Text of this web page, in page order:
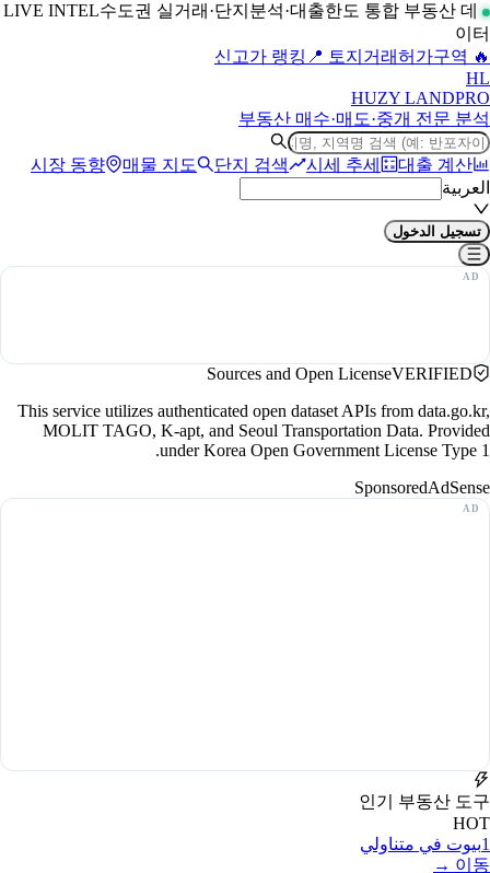
LIVE INTEL
수도권 실거래·단지분석·대출한도 통합 부동산 데
이터
🔥 신고가 랭킹
📍 토지거래허가구역
HL
HUZY LANDPRO
부동산 매수·매도·중개 전문 분석
시장 동향 매물 지도 단지 검색 시세 추세
대출 계산
العربية
تسجيل الدخول
Sources and Open LicenseVERIFIED
This service utilizes authenticated open dataset APIs from data.go.kr,
MOLIT TAGO, K-apt, and Seoul Transportation Data. Provided
under Korea Open Government License Type 1.
SponsoredAdSense
인기 부동산 도구
HOT
1بيوت في متناولي
이동 →